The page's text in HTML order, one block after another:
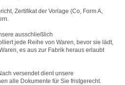
Zertifikat der Vorlage (Co, Form A,
ausschließlich
jede Reihe von Waren, bevor sie lädt,
es aus zur Fabrik heraus erlaubt
versendet dient unsere
alle Dokumente für Sie fristgerecht.